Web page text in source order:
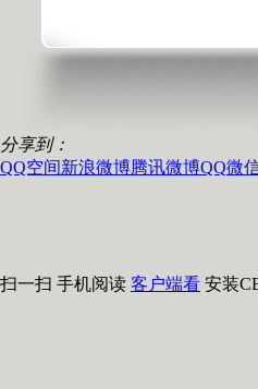
分享到：
QQ空间新浪微博腾讯微博QQ微
扫一扫 手机阅读 客户端看 安装